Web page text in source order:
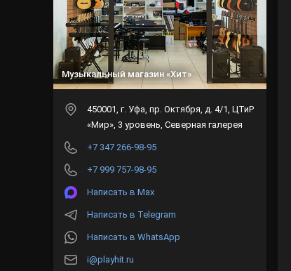
Музыкальный магазин «Хит»
450001 , г. Уфа пр. Октября, д. 4/1, ЦТиР
«Мир», 3 уровень, Северная галерея
+7 347 266-98-95
+7 999 757-98-95
Написать в Max
Написать в Telegram
Написать в WhatsApp
i@playhit.ru